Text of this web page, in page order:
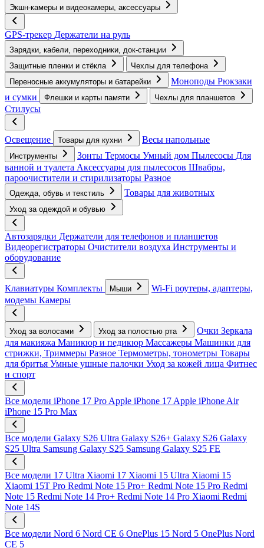
Экшн-камеры и видеокамеры, аксессуары
GPS-трекер Держатели на руль
Зарядки, кабели, переходники, док-станции
Защитные пленки и стёкла
Чехлы для телефона
Переносные аккумуляторы и батарейки
Моноподы Рюкзаки
и сумки
Флешки и карты памяти Чехлы для планшетов
Стилусы
Освещение Товары для кухни Весы напольные
Инструменты Зонты Термосы Умный дом Пылесосы Для
ванной и туалета Аксессуары для пылесосов Швабры,
пароочистители и стирилизаторы Разное
Одежда, обувь и текстиль Товары для животных
Уход за одеждой и обувью
Автозарядки Держатели для телефонов и планшетов
Видеорегистраторы Очистители воздуха Инструменты и
оборудование
Клавиатуры Комплекты Мыши
Wi-Fi роутеры, адаптеры,
модемы Камеры
Уход за волосами Уход за полостью рта Очки Зеркала
для макияжа Маникюр и педикюр Массажеры Машинки для
стрижки, Триммеры Разное Термометры, тонометры Товары
для бритья Умные ушные палочки Уход за кожей лица Фитнес
и спорт
Все модели iPhone 17 Pro Apple iPhone 17 Apple iPhone Air
iPhone 15 Pro Max
Все модели Galaxy S26 Ultra Galaxy S26+ Galaxy S26 Galaxy
S25 Ultra Samsung Galaxy S25 Samsung Galaxy S25 FE
Все модели 17 Ultra Xiaomi 17 Xiaomi 15 Ultra Xiaomi 15
Xiaomi 15T Pro Redmi Note 15 Pro+ Redmi Note 15 Pro Redmi
Note 15 Redmi Note 14 Pro+ Redmi Note 14 Pro Xiaomi Redmi
Note 14S
Все модели Nord 6 Nord CE 6 OnePlus 15 Nord 5 OnePlus Nord
CE 5